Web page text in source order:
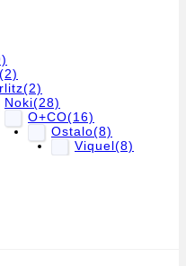
(2)
(2)
Noki(28)
O+CO(16)
Ostalo(8)
Viquel(8)